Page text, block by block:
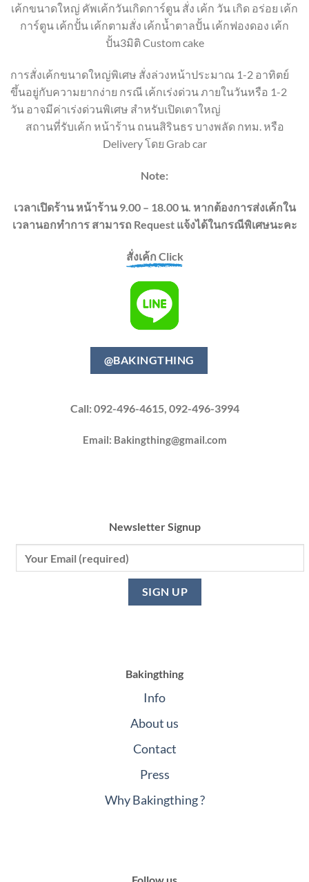
เค้กขนาดใหญ่ คัพเค้กวันเกิดการ์ตูน สั่ง เค้ก วัน เกิด อร่อย เค้ก
การ์ตูน เค้กปั้น เค้กตามสั่ง เค้กน้ำตาลปั้น เค้กฟองดอง เค้ก
ปั้น3มิติ Custom cake
การสั่งเค้กขนาดใหญ่พิเศษ สั่งล่วงหน้าประมาณ 1-2 อาทิตย์
ขึ้นอยู่กับความยากง่าย กรณี เค้กเร่งด่วน ภายในวันหรือ 1-2
วัน อาจมีค่าเร่งด่วนพิเศษ สำหรับเปิดเตาใหญ่
สถานที่รับเค้ก หน้าร้าน ถนนสิรินธร บางพลัด กทม. หรือ
Delivery โดย Grab car
Note:
เวลาเปิดร้าน หน้าร้าน 9.00 – 18.00 น. หากต้องการส่งเค้กใน
เวลานอกทำการ สามารถ Request แจ้งได้ในกรณีพิเศษนะคะ
สั่งเค้ก Click
@BAKINGTHING
Call: 092-496-4615, 092-496-3994
Email: Bakingthing@gmail.com
Newsletter Signup
Bakingthing
Info
About us
Contact
Press
Why Bakingthing ?